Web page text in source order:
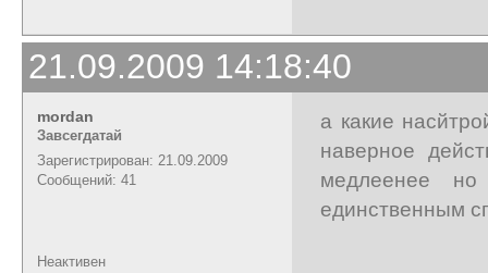
21.09.2009 14:18:40
mordan
Завсегдатай
Зарегистрирован: 21.09.2009
Сообщений: 41
а какие
наверное
медлеенее
единственным
Неактивен